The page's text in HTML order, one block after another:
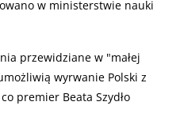
w ministerstwie nauki
przewidziane w "małej
wyrwanie Polski z
premier Beata Szydło